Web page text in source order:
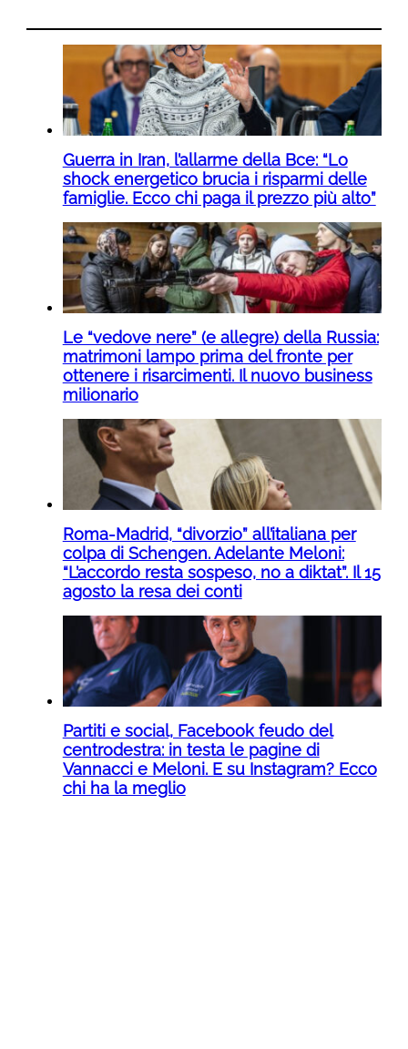
Guerra in Iran, l’allarme della Bce: “Lo
shock energetico brucia i risparmi delle
famiglie. Ecco chi paga il prezzo più alto”
Le “vedove nere” (e allegre) della Russia:
matrimoni lampo prima del fronte per
ottenere i risarcimenti. Il nuovo business
milionario
Roma-Madrid, “divorzio” all’italiana per
colpa di Schengen. Adelante Meloni:
“L’accordo resta sospeso, no a diktat”. Il 15
agosto la resa dei conti
Partiti e social, Facebook feudo del
centrodestra: in testa le pagine di
Vannacci e Meloni. E su Instagram? Ecco
chi ha la meglio